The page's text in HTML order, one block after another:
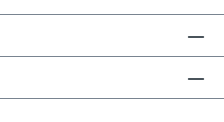
Version kombinieren,
sind die Festool
Und
Festool Service